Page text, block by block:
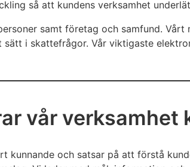
så att kundens verksamhet
samt företag och samfund.
sätt i skattefrågor. Vår viktigaste
vår verksamhet
kunnande och satsar på att förstå